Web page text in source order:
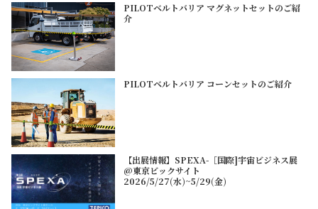
PILOTベルトバリア マグネットセットのご紹
介
PILOTベルトバリア コーンセットのご紹介
【出展情報】SPEXA-［国際]宇宙ビジネス展
@東京ビックサイト
2026/5/27(水)~5/29(金)